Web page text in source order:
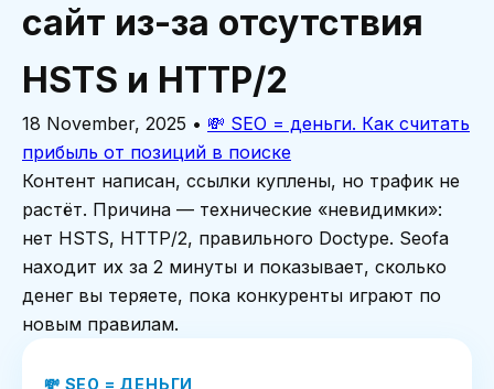
сайт из-за отсутствия
HSTS и HTTP/2
18 November, 2025 • 💸 SEO = деньги. Как считать
прибыль от позиций в поиске
Контент написан, ссылки куплены, но трафик не
растёт. Причина — технические «невидимки»:
нет HSTS, HTTP/2, правильного Doctype. Seofa
находит их за 2 минуты и показывает, сколько
денег вы теряете, пока конкуренты играют по
новым правилам.
💸 SEO = ДЕНЬГИ